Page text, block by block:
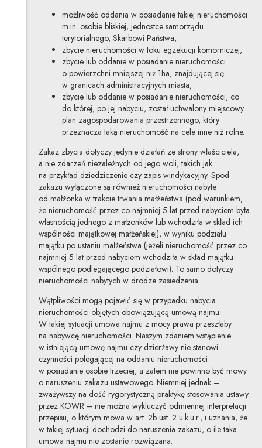
możliwość oddania w posiadanie takiej nieruchomości
m.in. osobie bliskiej, jednostce samorządu
terytorialnego, Skarbowi Państwa,
zbycie nieruchomości w toku egzekucji komorniczej,
zbycie lub oddanie w posiadanie nieruchomości
o powierzchni mniejszej niż 1ha, znajdującej się
w granicach administracyjnych miasta,
zbycie lub oddanie w posiadanie nieruchomości, co
do której, po jej nabyciu, został uchwalony miejscowy
plan zagospodarowania przestrzennego, który
przeznacza taką nieruchomość na cele inne niż rolne.
Zakaz zbycia dotyczy jedynie działań ze strony właściciela,
a nie zdarzeń niezależnych od jego woli, takich jak
na przykład dziedziczenie czy zapis windykacyjny. Spod
zakazu wyłączone są również nieruchomości nabyte
od małżonka w trakcie trwania małżeństwa (pod warunkiem,
że nieruchomość przez co najmniej 5 lat przed nabyciem była
własnością jednego z małżonków lub wchodziła w skład ich
wspólności majątkowej małżeńskiej), w wyniku podziału
majątku po ustaniu małżeństwa (jeżeli nieruchomość przez co
najmniej 5 lat przed nabyciem wchodziła w skład majątku
wspólnego podlegającego podziałowi). To samo dotyczy
nieruchomości nabytych w drodze zasiedzenia.
Wątpliwości mogą pojawić się w przypadku nabycia
nieruchomości objętych obowiązującą umową najmu.
W takiej sytuacji umowa najmu z mocy prawa przeszłaby
na nabywcę nieruchomości. Naszym zdaniem wstąpienie
w istniejącą umowę najmu czy dzierżawy nie stanowi
czynności polegającej na oddaniu nieruchomości
w posiadanie osobie trzeciej, a zatem nie powinno być mowy
o naruszeniu zakazu ustawowego. Niemniej jednak –
zważywszy na dość rygorystyczną praktykę stosowania ustawy
przez KOWR – nie można wykluczyć odmiennej interpretacji
przepisu, o którym mowa w art. 2b ust. 2 u.k.u.r., i uznania, że
w takiej sytuacji dochodzi do naruszenia zakazu, o ile taka
umowa najmu nie zostanie rozwiązana.